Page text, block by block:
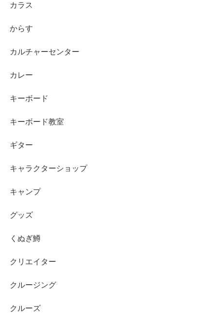
カラス
からす
カルチャーセンター
カレー
キーボード
キーボード教室
ギター
キャラクターショップ
キャンプ
グッズ
くぬぎ鱒
クリエイター
クルージング
クルーズ